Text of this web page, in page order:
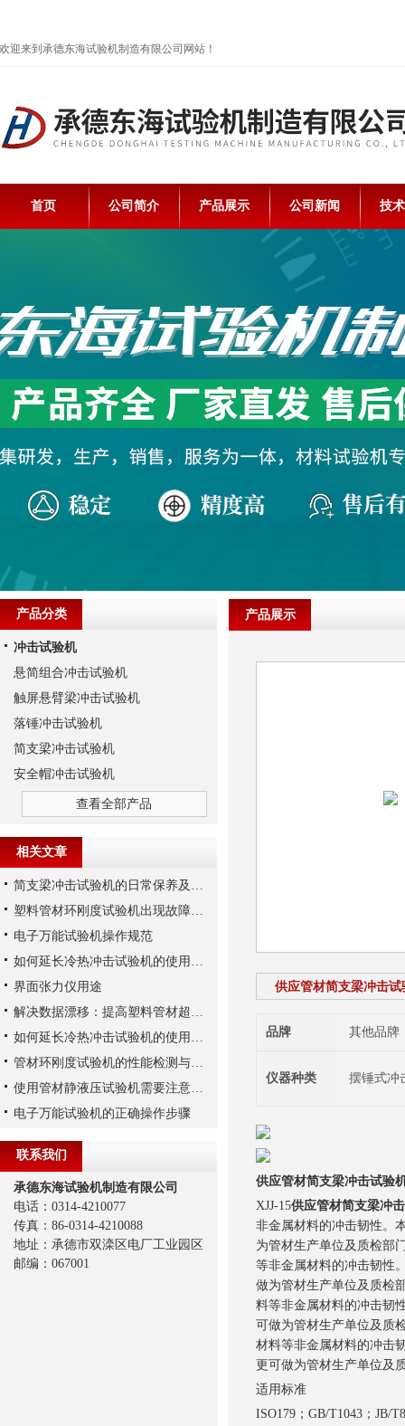
欢迎来到承德东海试验机制造有限公司网站！
首页 公司简介 产品展示 公司新闻 技
产品展示
供应管材简支梁冲击试
品牌 其他品牌
仪器种类 摆锤式冲
供应管材简支梁冲击试验
XJJ-15供应管材简支梁冲
非金属材料的冲击韧性。
为管材生产单位及质检部
等非金属材料的冲击韧性
做为管材生产单位及质检
料等非金属材料的冲击韧
可做为管材生产单位及质
材料等非金属材料的冲击
更可做为管材生产单位及
适用标准
ISO179；GB/T1043；JB/
产品分类
冲击试验机
悬简组合冲击试验机
触屏悬臂梁冲击试验机
落锤冲击试验机
简支梁冲击试验机
安全帽冲击试验机
查看全部产品
相关文章
简支梁冲击试验机的日常保养及维护
塑料管材环刚度试验机出现故障从哪几步分析
电子万能试验机操作规范
如何延长冷热冲击试验机的使用寿命
界面张力仪用途
解决数据漂移：提高塑料管材超高压试验机压力传感器稳定性的三大措施
如何延长冷热冲击试验机的使用寿命-1
管材环刚度试验机的性能检测与应用研究
使用管材静液压试验机需要注意哪些事项？
电子万能试验机的正确操作步骤
联系我们
承德东海试验机制造有限公司
电话：0314-4210077
传真：86-0314-4210088
地址：承德市双滦区电厂工业园区
邮编：067001